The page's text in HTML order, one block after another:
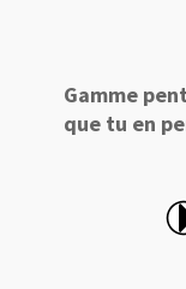
Gamme
que tu en